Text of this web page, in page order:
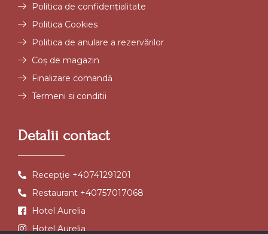
Politica de confidențialitate
Politica Cookies
Politica de anulare a rezervărilor
Coș de magazin
Finalizare comandă
Termeni si conditii
Detalii contact
Recepție +40741291201
Restaurant +40757017068
Hotel Aurelia
Hotel Aurelia